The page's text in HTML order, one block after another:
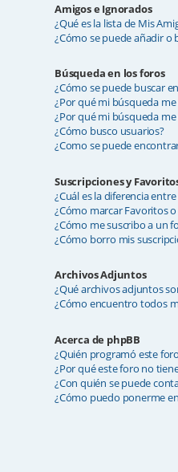
Amigos e Ignorados
¿Qué es la lista de Mis
¿Cómo se puede añadir o
Búsqueda en los foros
¿Cómo se puede buscar
¿Por qué mi búsqueda
¿Por qué mi búsqueda
¿Cómo busco usuarios?
¿Como se puede
Suscripciones y
¿Cuál es la diferencia
¿Cómo marcar Favoritos
¿Cómo me suscribo a un
¿Cómo borro mis
Archivos Adjuntos
¿Qué archivos adjuntos
¿Cómo encuentro todos
Acerca de phpBB
¿Quién programó este
¿Por qué este foro no
¿Con quién se puede
¿Cómo puedo ponerme